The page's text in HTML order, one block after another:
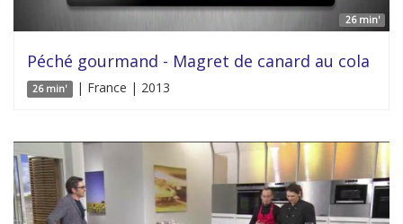
26 min'
Péché gourmand - Magret de canard au cola
26 min' | France | 2013